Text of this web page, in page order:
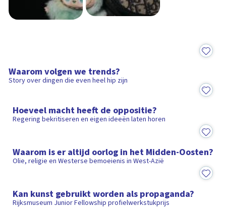
Waarom volgen we trends?
Story over dingen die even heel hip zijn
Hoeveel macht heeft de oppositie?
Regering bekritiseren en eigen ideeën laten horen
Waarom is er altijd oorlog in het Midden-Oosten?
Olie, religie en Westerse bemoeienis in West-Azië
Kan kunst gebruikt worden als propaganda?
Rijksmuseum Junior Fellowship profielwerkstukprijs